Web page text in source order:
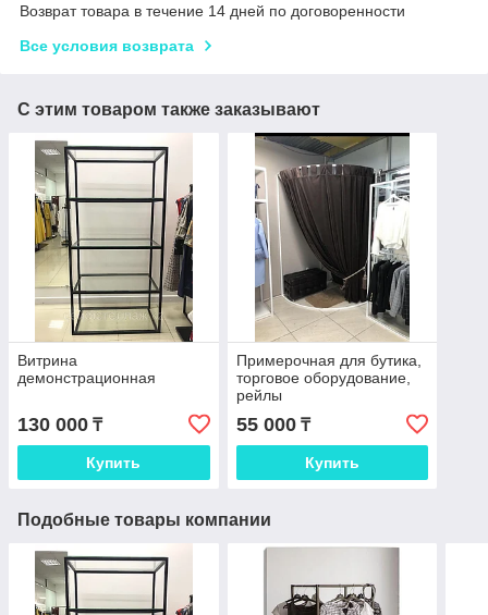
Возврат товара в течение 14 дней по договоренности
Все условия возврата
С этим товаром также заказывают
Витрина
демонстрационная
130 000 ₸
Купить
Примерочная для бутика,
торговое оборудование,
рейлы
55 000₸
Купить
Подобные товары компании